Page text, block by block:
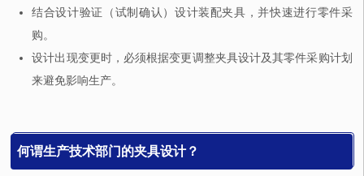
结合设计验证（试制确认）设计装配夹具，并快速进行零件采
购。
设计出现变更时，必须根据变更调整夹具设计及其零件采购计划
来避免影响生产。
何谓生产技术部门的夹具设计？